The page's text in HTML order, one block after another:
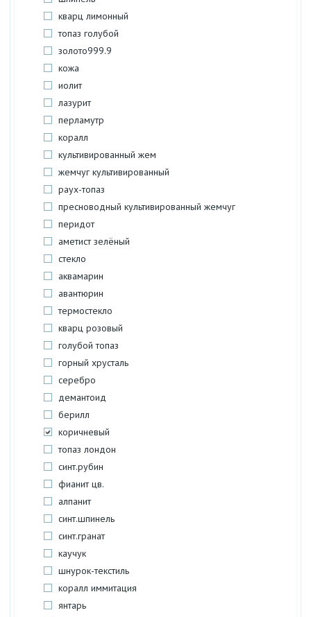
кварц лимонный
топаз голубой
золото999.9
кожа
иолит
лазурит
перламутр
коралл
культивированный жем
жемчуг культивированный
раух-топаз
пресноводный культивированный жемчуг
перидот
аметист зелёный
стекло
аквамарин
авантюрин
термостекло
кварц розовый
голубой топаз
горный хрусталь
серебро
демантоид
берилл
коричневый
топаз лондон
синт.рубин
фианит цв.
алпанит
синт.шпинель
синт.гранат
каучук
шнурок-текстиль
коралл иммитация
янтарь